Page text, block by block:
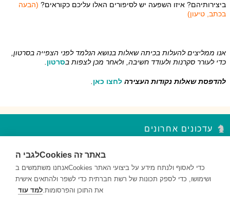
ביצירותיהם? איזו השפעה יש לסיפורים האלו עליכם כקוראים? (הבעה
בכתב, טיעון)
אנו ממליצים להעלות בכיתה שאלות בנושא הנלמד לפני הצפייה בסרטון,
כדי לעורר סקרנות ולעודד חשיבה, ולאחר מכן לצפות בסרטון
להדפסת שאלות נקודות העצירה לחצו כאן
עדכונים אחרונים
השאלות במקבץ נקודות העצירה מעודדות למידה ברמות חשיבה שונות...
השאלות במקבץ נקודות העצירה מעודדות למידה ברמות חשיבה שונות...
לגבי הCookies באתר זה
אנחנו משתמשים בCookies כדי לאסוף ולנתח מידע על ביצועי האתר
ושימושו, כדי לספק תכונות של רשת חברתית כדי לשפר ולהתאים אישית
את התוכן והפרסומות.למד עוד